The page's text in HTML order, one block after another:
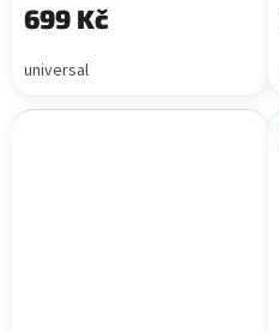
699 Kč
universal